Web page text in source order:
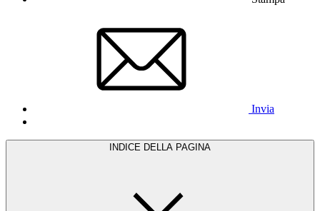
Invia
INDICE DELLA PAGINA